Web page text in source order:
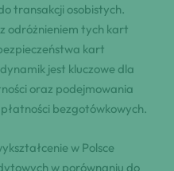
transakcji osobistych.
odróżnieniem tych kart
kart
jest kluczowe dla
oraz podejmowania
bezgotówkowych.
w Polsce
w porównaniu do